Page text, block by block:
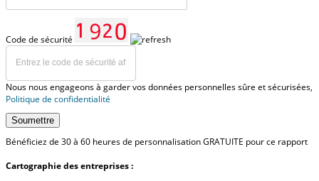
Code de sécurité
Nous nous engageons à garder vos données personnelles sûre et sécurisées,
Politique de confidentialité
Soumettre
Bénéficiez de 30 à 60 heures de personnalisation GRATUITE pour ce rapport
Cartographie des entreprises :